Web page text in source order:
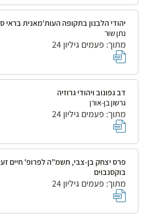
יהודי הלבנון בתקופה העות'מאנית בראי
נתן שוּר
מתוך: פעמים גיליון 24
דב גפונוב ויהודי גרוזיה
גרשון בן-אורן
מתוך: פעמים גיליון 24
פרס יצחק בן-צבי, תשמ"ה לפרופ' חיים
בוקסנבוים
מתוך: פעמים גיליון 24